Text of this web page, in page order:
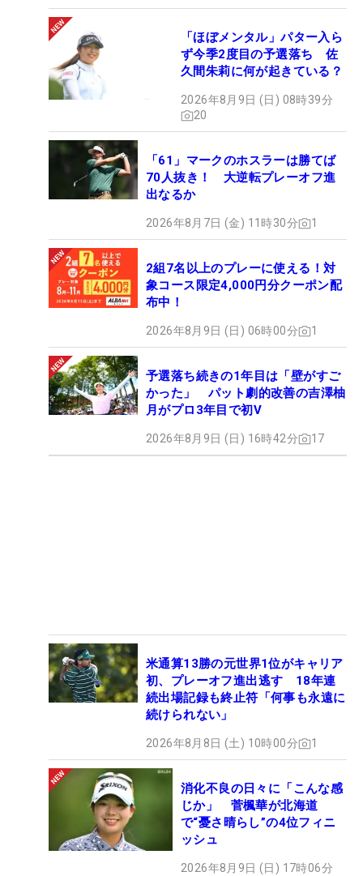
「ほぼメンタル」パター入ら
ず今季2度目の予選落ち 佐
久間朱莉に何が起きている？
2026年8月9日 (日) 08時39分
20
「61」マークのホスラーは勝てば
70人抜き！ 大逆転プレーオフ進
出なるか
2026年8月7日 (金) 11時30分 1
2組7名以上のプレーに使える！対
象コース限定4,000円分クーポン配
布中！
2026年8月9日 (日) 06時00分 1
予選落ち続きの1年目は「壁がすご
かった」 パット劇的改善の吉澤柚
月がプロ3年目で初V
2026年8月9日 (日) 16時42分 17
米通算13勝の元世界1位がキャリア
初、プレーオフ進出逃す 18年連
続出場記録も終止符「何事も永遠に
続けられない」
2026年8月8日 (土) 10時00分 1
消化不良の日々に「こんな感
じか」 菅楓華が北海道
で“憂さ晴らし”の4位フィニ
ッシュ
2026年8月9日 (日) 17時06分